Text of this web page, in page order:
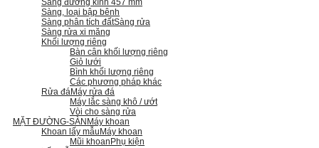
Sàng đường kính 457 mm
Sàng, loại bập bênh
Sàng phân tích đấtSàng rửa
Sàng rửa xi măng
Khối lượng riêng
Bàn cân khối lượng riêng
Giỏ lưới
Bình khối lượng riêng
Các phương pháp khác
Rửa đáMáy rửa đá
Máy lắc sàng khô / ướt
Vòi cho sàng rửa
MẶT ĐƯỜNG-SÀN Máy khoan
Khoan lấy mẫu Máy khoan
Mũi khoan Phụ kiện